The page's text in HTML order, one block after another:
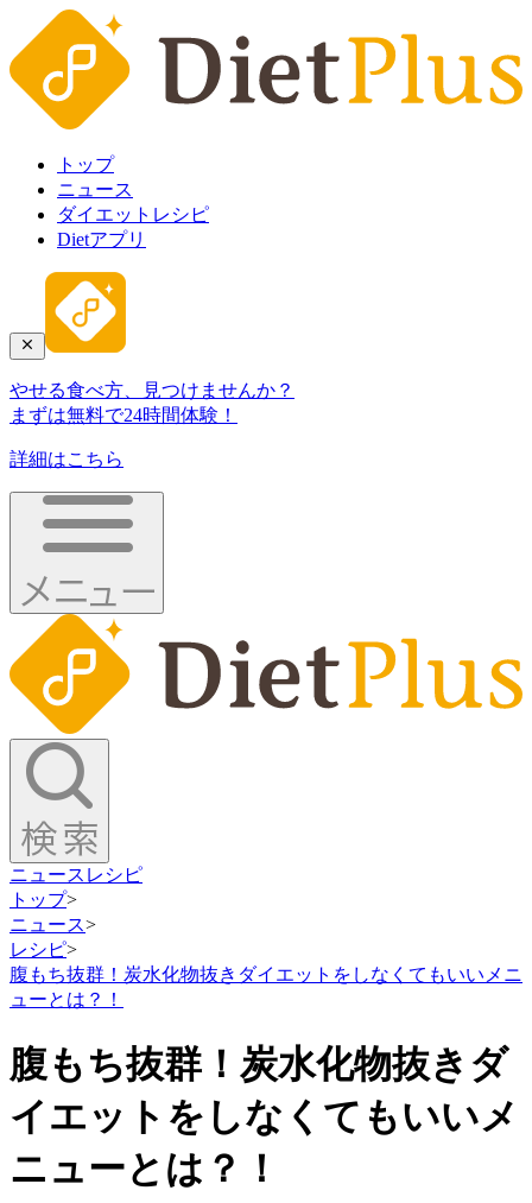
トップ
ニュース
ダイエットレシピ
Dietアプリ
やせる食べ方、見つけませんか？
まずは無料で24時間体験！
詳細はこちら
ニュース レシピ
トップ>
ニュース>
レシピ>
腹もち抜群！炭水化物抜きダイエットをしなくてもいいメニ
ューとは？！
腹もち抜群！炭水化物抜きダ
イエットをしなくてもいいメ
ニューとは？！